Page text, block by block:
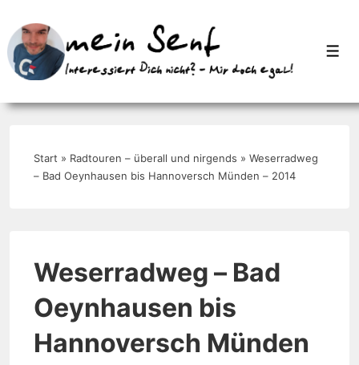
Zum
Inhalt
Start » Radtouren – überall und nirgends » Weserradweg
– Bad Oeynhausen bis Hannoversch Münden – 2014
Weserradweg – Bad
Oeynhausen bis
Hannoversch Münden